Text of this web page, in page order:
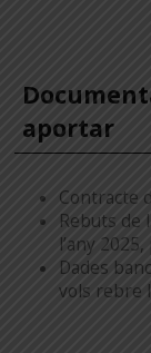
aportar
Contracte
Rebuts de
l’any
Dades
vols rebre